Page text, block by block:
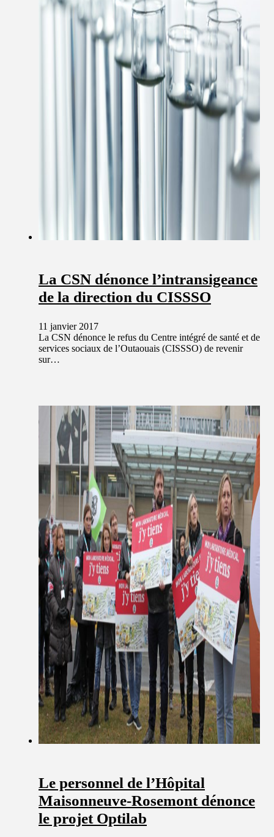
La CSN dénonce l’intransigeance
de la direction du CISSSO
11 janvier 2017
La CSN dénonce le refus du Centre intégré de santé et de
services sociaux de l’Outaouais (CISSSO) de revenir
sur…
Le personnel de l’Hôpital
Maisonneuve-Rosemont dénonce
le projet Optilab